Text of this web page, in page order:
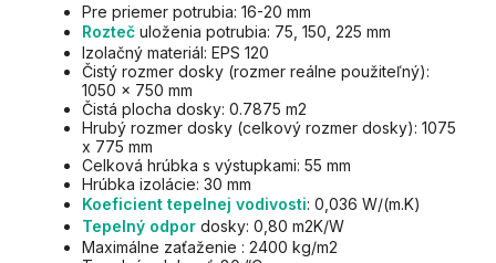
Pre priemer potrubia: 16-20 mm
Rozteč uloženia potrubia: 75, 150, 225 mm
Izolačný materiál: EPS 120
Čistý rozmer dosky (rozmer reálne použiteľný):
1050 x 750 mm
Čistá plocha dosky: 0.7875 m2
Hrubý rozmer dosky (celkový rozmer dosky): 1075
x 775 mm
Celková hrúbka s výstupkami: 55 mm
Hrúbka izolácie: 30 mm
Koeficient tepelnej vodivosti: 0,036 W/(m.K)
Tepelný odpor dosky: 0,80 m2K/W
Maximálne zaťaženie : 2400 kg/m2